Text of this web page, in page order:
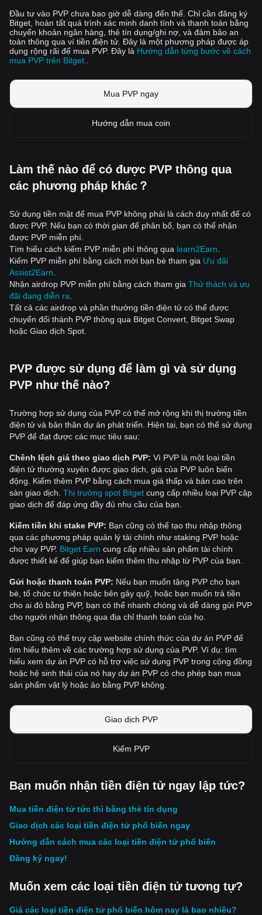
Đầu tư vào PVP chưa bao giờ dễ dàng đến thế. Chỉ cần đăng ký
Bitget, hoàn tất quá trình xác minh danh tính và thanh toán bằng
chuyển khoản ngân hàng, thẻ tín dụng/ghi nợ, và đảm bảo an
toàn thông qua ví tiền điện tử. Đây là một phương pháp được áp
dụng rộng rãi để mua PVP. Đây là Hướng dẫn từng bước về cách
mua PVP trên Bitget.
Mua PVP ngay
Hướng dẫn mua coin
Làm thế nào để có được PVP thông qua
các phương pháp khác？
Sử dụng tiền mặt để mua PVP không phải là cách duy nhất để có
được PVP. Nếu bạn có thời gian để phân bổ, bạn có thể nhận
được PVP miễn phí.
Tìm hiểu cách kiếm PVP miễn phí thông qua learn2Earn
Kiếm PVP miễn phí bằng cách mời bạn bè tham gia Ưu đãi
Assist2Earn
Nhận airdrop PVP miễn phí bằng cách tham gia Thử thách và ưu
đãi đang diễn ra
Tất cả các airdrop và phần thưởng tiền điện tử có thể được
chuyển đổi thành PVP thông qua Bitget Convert, Bitget Swap
hoặc Giao dịch Spot.
PVP được sử dụng để làm gì và sử dụng
PVP như thế nào?
Trường hợp sử dụng của PVP có thể mở rộng khi thị trường tiền
điện tử và bản thân dự án phát triển. Hiện tại, bạn có thể sử dụng
PVP để đạt được các mục tiêu sau:
Chênh lệch giá theo giao dịch PVP: Vì PVP là một loại tiền
điện tử thường xuyên được giao dịch, giá của PVP luôn biến
động. Kiếm thêm PVP bằng cách mua giá thấp và bán cao trên
sàn giao dịch. Thị trường spot Bitget cung cấp nhiều loại PVP cặp
giao dịch để đáp ứng đầy đủ nhu cầu của bạn.
Kiếm tiền khi stake PVP: Bạn cũng có thể tạo thu nhập thông
qua các phương pháp quản lý tài chính như staking PVP hoặc
cho vay PVP. Bitget Earn cung cấp nhiều sản phẩm tài chính
được thiết kế để giúp bạn kiếm thêm thu nhập từ PVP của bạn.
Gửi hoặc thanh toán PVP: Nếu bạn muốn tặng PVP cho bạn
bè, tổ chức từ thiện hoặc bên gây quỹ, hoặc bạn muốn trả tiền
cho ai đó bằng PVP, bạn có thể nhanh chóng và dễ dàng gửi PVP
cho người nhận thông qua địa chỉ thanh toán của họ.
Bạn cũng có thể truy cập website chính thức của dự án PVP để
tìm hiểu thêm về các trường hợp sử dụng của PVP. Ví dụ: tìm
hiểu xem dự án PVP có hỗ trợ việc sử dụng PVP trong cộng đồng
hoặc hệ sinh thái của nó hay dự án PVP có cho phép bạn mua
sản phẩm vật lý hoặc ảo bằng PVP không.
Giao dịch PVP
Kiếm PVP
Bạn muốn nhận tiền điện tử ngay lập tức?
Mua tiền điện tử tức thì bằng thẻ tín dụng
Giao dịch các loại tiền điện tử phổ biến ngay
Hướng dẫn cách mua các loại tiền điện tử phổ biến
Đăng ký ngay!
Muốn xem các loại tiền điện tử tương tự?
Giá các loại tiền điện tử phổ biến hôm nay là bao nhiêu?